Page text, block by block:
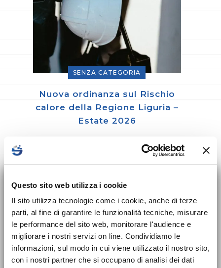
Questo sito web utilizza i cookie
Il sito utilizza tecnologie come i cookie, anche di terze
parti, al fine di garantire le funzionalità tecniche, misurare
le performance del sito web, monitorare l'audience e
migliorare i nostri servizi on line. Condividiamo le
informazioni, sul modo in cui viene utilizzato il nostro sito,
con i nostri partner che si occupano di analisi dei dati
SENZA CATEGORIA
Nuova ordinanza sul Rischio
calore della Regione Liguria –
Estate 2026
Sede Legale
SUT ELEMENTS srl
Corso Italia, 148
Ronco Scrivia (GE) 16019
P. IVA 02411690999
Nuovo corso sulla
sicurezza per Datori
di Lavoro disponibile!
Dal 24 maggio 2025 entra in vigore
l’obbligo formativo previsto dal nuovo